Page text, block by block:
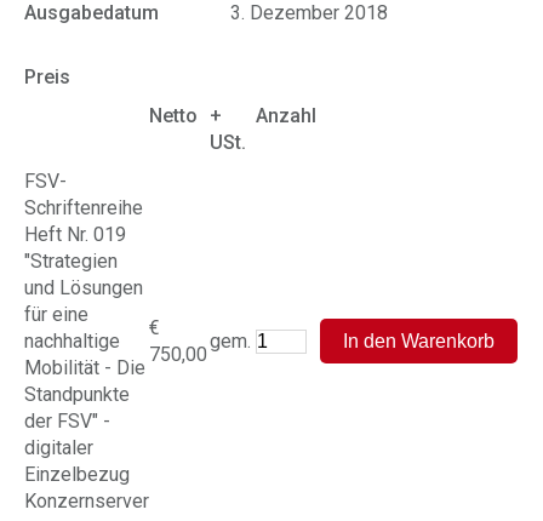
Ausgabedatum 3. Dezember 2018
Preis
Netto
+
USt.
Anzahl
FSV-
Schriftenreihe
Heft Nr. 019
"Strategien
und Lösungen
für eine
nachhaltige
Mobilität - Die
Standpunkte
der FSV" -
digitaler
Einzelbezug
Konzernserver
€
750,00
gem.